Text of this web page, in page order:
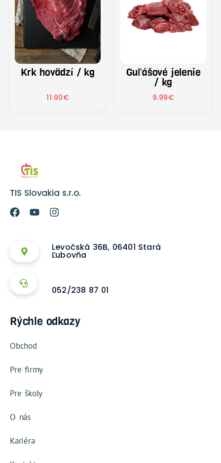
Krk hovädzí / kg
11.90€
Guľášové jelenie
/ kg
9.99€
TIS Slovakia s.r.o.
Levočská 36B, 06401 Stará
Ľubovňa
052/238 87 01
Rýchle odkazy
Obchod
Pre firmy
Pre školy
O nás
Kariéra